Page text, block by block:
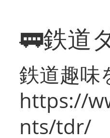
🚃鉄道
鉄道趣味
https://
nts/tdr/